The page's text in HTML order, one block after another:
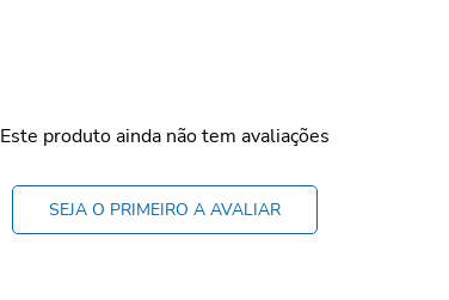
Este produto ainda não tem avaliações
SEJA O PRIMEIRO A AVALIAR